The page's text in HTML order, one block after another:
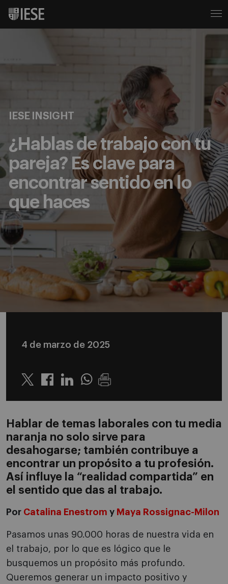
IESE INSIGHT
¿Hablas de trabajo con tu
pareja? Es clave para
encontrar sentido en lo
que haces
4 de marzo de 2025
Twitter LinkedinWhatsapp
Hablar de temas laborales con tu media
naranja no solo sirve para
desahogarse; también contribuye a
encontrar un propósito a tu profesión.
Así influye la “realidad compartida” en
el sentido que das al trabajo.
Por Catalina Enestrom y Maya Rossignac-Milon
Pasamos unas 90.000 horas de nuestra vida en
el trabajo, por lo que es lógico que le
busquemos un propósito más profundo.
Queremos generar un impacto positivo y